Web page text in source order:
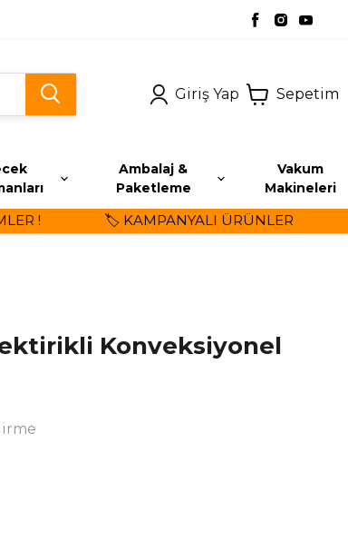
Giriş Yap Sepetim
Ambalaj &
Paketleme
Vakum
Makineleri
! 🏷️ KAMPANYALI ÜRÜNLER
Konveksiyonel